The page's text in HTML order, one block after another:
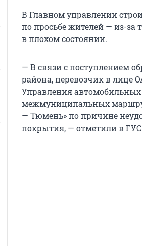
В Главном управлении
по просьбе жителей — из-за
в плохом состоянии.
— В связи с поступлением
района, перевозчик в лице
Управления
межмуниципальных
— Тюмень» по причине
покрытия, — отметили в